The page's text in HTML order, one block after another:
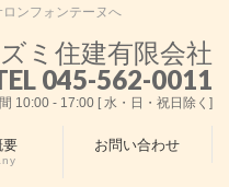
ンフォンテーヌへ
ミ住建有限会社
045-562-0011
10:00 - 17:00 [ 水・日・祝日除く]
要 お問い合わせ